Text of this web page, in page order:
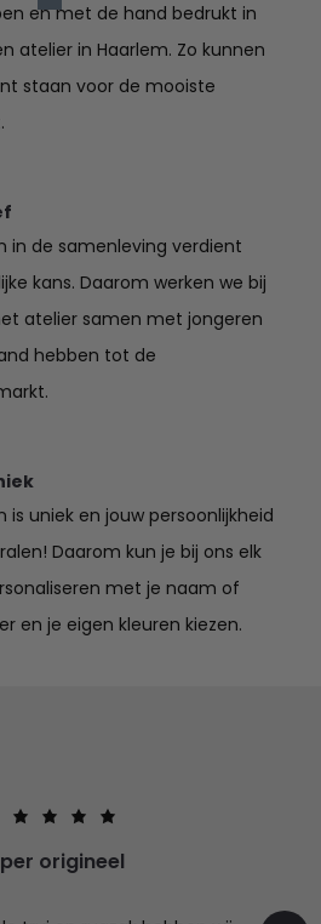
en met de hand bedrukt in
atelier in Haarlem. Zo kunnen
staan voor de mooiste
in de samenleving verdient
kans. Daarom werken we bij
atelier samen met jongeren
hebben tot de
is uniek en jouw persoonlijkheid
Daarom kun je bij ons elk
met je naam of
en je eigen kleuren kiezen.
origineel